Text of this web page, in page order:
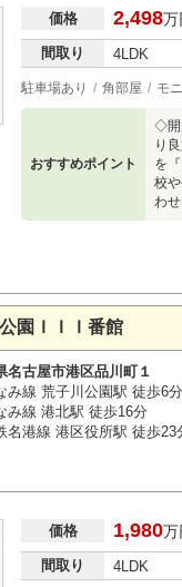
価格 2,498万
間取り 4LDK
駐車場あり 角部屋 モ
おすすめポイント
◇開
り
を
校
わ
園ＩＩＩ番館
名古屋市港区品川町１
み線 荒子川公園駅 徒歩6分
み線 港北駅 徒歩16分
名港線 港区役所駅 徒歩23
価格 1,980万
間取り 4LDK